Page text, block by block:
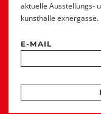
aktuelle Ausstellungs-
kunsthalle exnergasse.
E-MAIL